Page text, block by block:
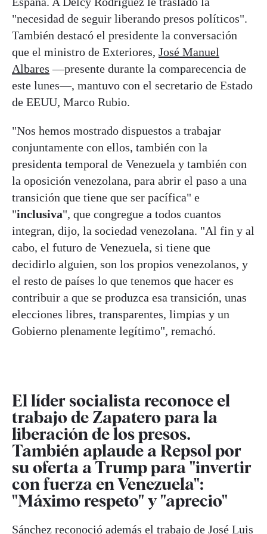
"necesidad de seguir liberando presos políticos".
También destacó el presidente la conversación
que el ministro de Exteriores, José Manuel
Albares —presente durante la comparecencia de
este lunes—, mantuvo con el secretario de Estado
de EEUU, Marco Rubio.
"Nos hemos mostrado dispuestos a trabajar
conjuntamente con ellos, también con la
presidenta temporal de Venezuela y también con
la oposición venezolana, para abrir el paso a una
transición que tiene que ser pacífica" e
"inclusiva", que congregue a todos cuantos
integran, dijo, la sociedad venezolana. "Al fin y al
cabo, el futuro de Venezuela, si tiene que
decidirlo alguien, son los propios venezolanos, y
el resto de países lo que tenemos que hacer es
contribuir a que se produzca esa transición, unas
elecciones libres, transparentes, limpias y un
Gobierno plenamente legítimo", remachó.
El líder socialista reconoce el
trabajo de Zapatero para la
liberación de los presos.
También aplaude a Repsol por
su oferta a Trump para "invertir
con fuerza en Venezuela":
"Máximo respeto" y "aprecio"
Sánchez reconoció además el trabajo de José Luis